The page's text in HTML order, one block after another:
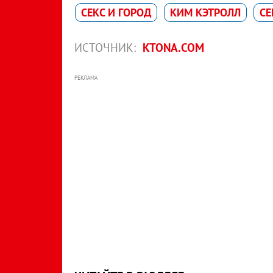
СЕКС И ГОРОД КИМ КЭТРОЛЛ
ИСТОЧНИК: KTONA.COM
РЕКЛАМА